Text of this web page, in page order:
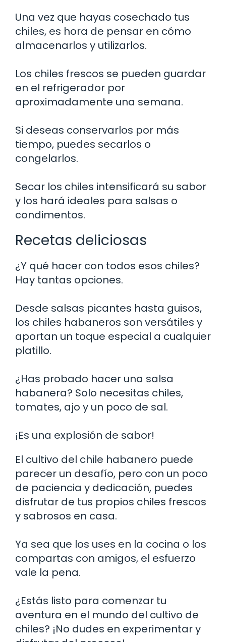
Una vez que hayas cosechado tus
chiles, es hora de pensar en cómo
almacenarlos y utilizarlos.
Los chiles frescos se pueden guardar
en el refrigerador por
aproximadamente una semana.
Si deseas conservarlos por más
tiempo, puedes secarlos o
congelarlos.
Secar los chiles intensificará su sabor
y los hará ideales para salsas o
condimentos.
Recetas deliciosas
¿Y qué hacer con todos esos chiles?
Hay tantas opciones.
Desde salsas picantes hasta guisos,
los chiles habaneros son versátiles y
aportan un toque especial a cualquier
platillo.
¿Has probado hacer una salsa
habanera? Solo necesitas chiles,
tomates, ajo y un poco de sal.
¡Es una explosión de sabor!
El cultivo del chile habanero puede
parecer un desafío, pero con un poco
de paciencia y dedicación, puedes
disfrutar de tus propios chiles frescos
y sabrosos en casa.
Ya sea que los uses en la cocina o los
compartas con amigos, el esfuerzo
vale la pena.
¿Estás listo para comenzar tu
aventura en el mundo del cultivo de
chiles? ¡No dudes en experimentar y